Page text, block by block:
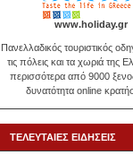
www.holiday.gr
Πανελλαδικός τουριστικός
τις πόλεις και τα χωριά της
περισσότερα από 9000
δυνατότητα online
ΤΕΛΕΥΤΑΙΕΣ ΕΙΔΗΣΕΙΣ